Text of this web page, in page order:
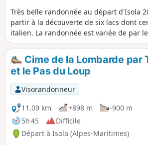
Très belle randonnée au départ d'Isola
partir à la découverte de six lacs dont
italien. La randonnée est variée de par
emprunte un itinéraire assez fréquenté
panorama grandiose, ainsi qu'une
sauvage et très peu fréquentée. Les
points d'eau rencontrés sont une
Attention: aux difficultés rencontrées sur
Infos pratiques.
Cime de la Lombarde par
et le Pas du Loup
Visorandonneur
11,09 km
+898 m
-900 m
5h 45
Difficile
Départ à Isola (Alpes-Maritimes)